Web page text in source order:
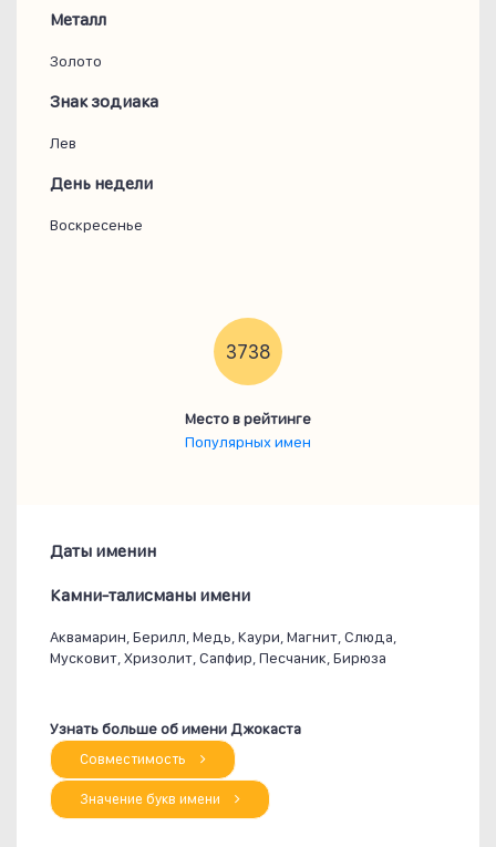
Металл
Золото
Знак зодиака
Лев
День недели
Воскресенье
3738
Место в рейтинге
Популярных имен
Даты именин
Камни-талисманы имени
Аквамарин, Берилл, Медь, Каури, Магнит, Слюда,
Мусковит, Хризолит, Сапфир, Песчаник, Бирюза
Узнать больше об имени Джокаста
Совместимость
Значение букв имени